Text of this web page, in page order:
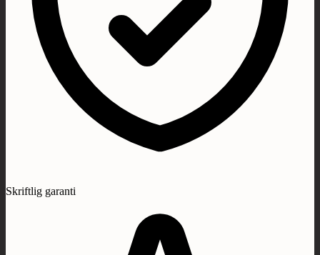
Skriftlig garanti